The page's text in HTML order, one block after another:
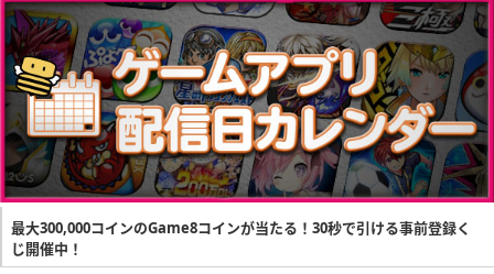
最大300,000コインのGame8コインが当たる！30秒で引ける事前登録く
じ開催中！